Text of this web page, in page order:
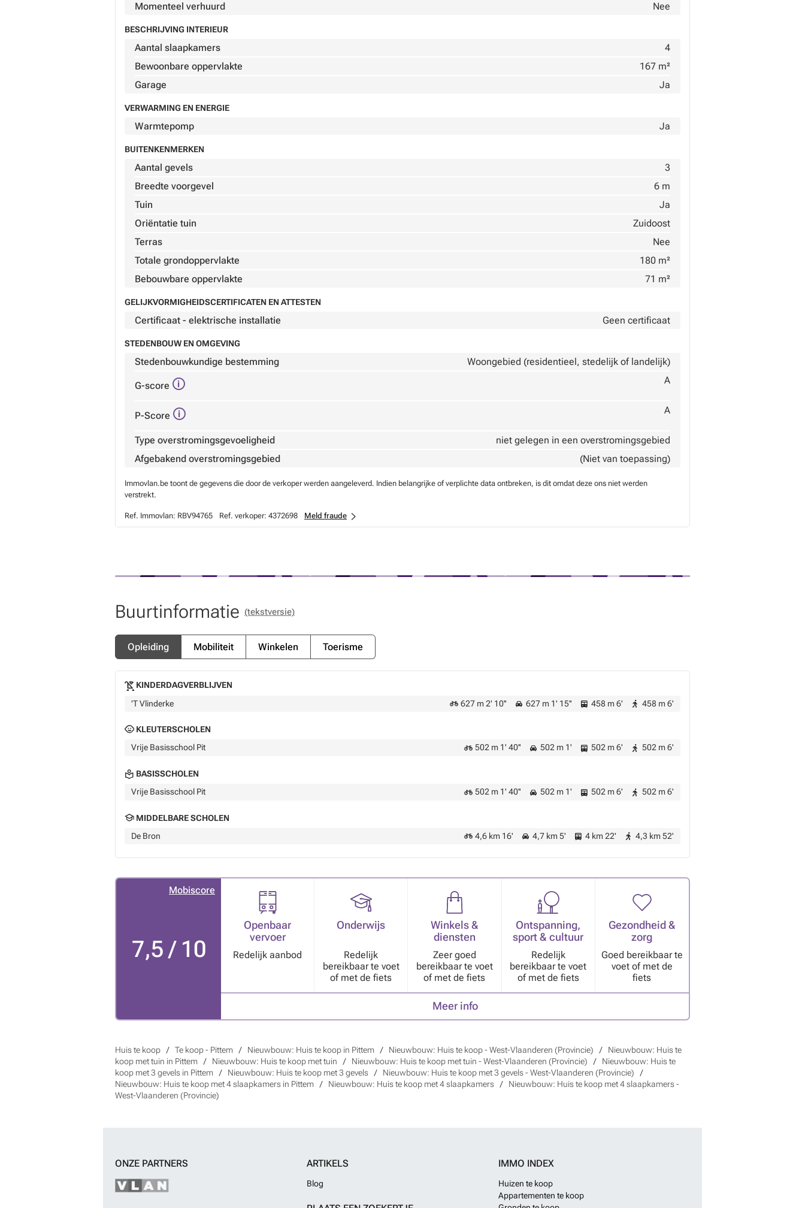
Momenteel verhuurd
Nee
BESCHRIJVING INTERIEUR
Aantal slaapkamers
4
Bewoonbare oppervlakte
167 m²
Garage
Ja
VERWARMING EN ENERGIE
Warmtepomp Ja
BUITENKENMERKEN
Aantal gevels
3
Breedte voorgevel
6 m
Tuin
Ja
Oriëntatie tuin
Zuidoost
Terras
Nee
Totale grondoppervlakte
180 m²
Bebouwbare oppervlakte
71 m²
GELIJKVORMIGHEIDSCERTIFICATEN EN ATTESTEN
Certificaat - elektrische installatie Geen certificaat
STEDENBOUW EN OMGEVING
Stedenbouwkundige bestemming Woongebied (residentieel, stedelijk of landelijk)
G-score A
P-Score A
Type overstromingsgevoeligheid
niet gelegen in een overstromingsgebied
Afgebakend overstromingsgebied
(Niet van toepassing)
Immovlan.be toont de gegevens die door de verkoper werden aangeleverd. Indien belangrijke of verplichte data ontbreken, is dit omdat deze ons niet werden
verstrekt.
Ref. Immovlan: RBV94765 Ref. verkoper: 4372698 Meld fraude
Buurtinformatie (tekstversie)
Opleiding Mobiliteit Winkelen Toerisme
KINDERDAGVERBLIJVEN
'T Vlinderke
627 m 2' 10'' 627 m 1' 15'' 458 m 6' 458 m 6'
KLEUTERSCHOLEN
Vrije Basisschool Pit
502 m 1' 40'' 502 m 1' 502 m 6' 502 m 6'
BASISSCHOLEN
Vrije Basisschool Pit
502 m 1' 40'' 502 m 1' 502 m 6' 502 m 6'
MIDDELBARE SCHOLEN
De Bron
4,6 km 16' 4,7 km 5' 4 km 22' 4,3 km 52'
Mobiscore
7,5 / 10
Openbaar
vervoer
Redelijk aanbod
Onderwijs
Redelijk
bereikbaar te voet
of met de fiets
Winkels &
diensten
Zeer goed
bereikbaar te voet
of met de fiets
Ontspanning,
sport & cultuur
Redelijk
bereikbaar te voet
of met de fiets
Gezondheid &
zorg
Goed bereikbaar te
voet of met de
fiets
Meer info
Huis te koop Te koop - Pittem Nieuwbouw: Huis te koop in Pittem Nieuwbouw: Huis te koop - West-Vlaanderen (Provincie)
Nieuwbouw: Huis te
koop met tuin in Pittem
Nieuwbouw: Huis te koop met tuin Nieuwbouw: Huis te koop met tuin - West-Vlaanderen (Provincie)
Nieuwbouw: Huis te
koop met 3 gevels in Pittem
Nieuwbouw: Huis te koop met 3 gevels
Nieuwbouw: Huis te koop met 3 gevels - West-Vlaanderen (Provincie)
Nieuwbouw: Huis te koop met 4 slaapkamers in Pittem
Nieuwbouw: Huis te koop met 4 slaapkamers
Nieuwbouw: Huis te koop met 4 slaapkamers -
West-Vlaanderen (Provincie)
ONZE PARTNERS ARTIKELS
Blog
IMMO INDEX
Huizen te koop
Appartementen te koop